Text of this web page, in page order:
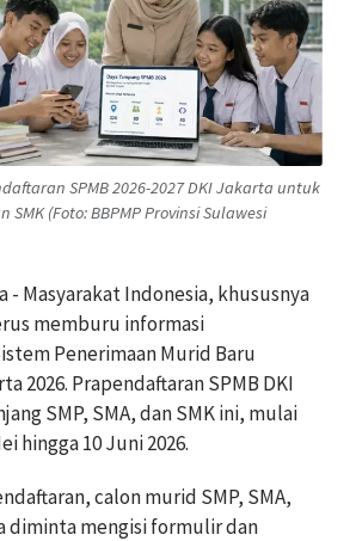
SPMB 2026-2027 DKI Jakarta untuk
SMK (Foto: BBPMP Provinsi Sulawesi
- Masyarakat Indonesia, khususnya
memburu informasi
Penerimaan Murid Baru
2026. Prapendaftaran SPMB DKI
SMP, SMA, dan SMK ini, mulai
hingga 10 Juni 2026.
calon murid SMP, SMA,
diminta mengisi formulir dan